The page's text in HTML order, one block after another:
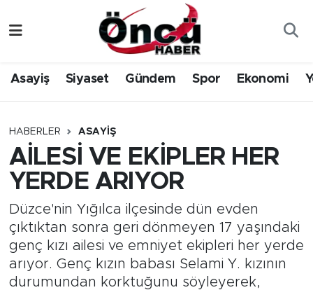
Asayiş Siyaset Gündem Spor Ekonomi
HABERLER ASAYIŞ
AİLESİ VE EKİPLER HER
YERDE ARIYOR
Düzce'nin Yığılca ilçesinde dün evden
çıktıktan sonra geri dönmeyen 17 yaşındaki
genç kızı ailesi ve emniyet ekipleri her yerde
arıyor. Genç kızın babası Selami Y. kızının
durumundan korktuğunu söyleyerek,
Gündem
Sağlık & Çevre
Spor
Yerel Haber
Öncü Radyo Dinle
Düzce Nöbetçi Eczaneler
Düzce Hava Durumu
Düzce Namaz Vakitleri
Düzce Trafik Yoğunluk Haritası
Tüm Manşetler
Son Dakika Haberleri